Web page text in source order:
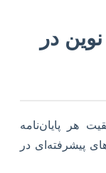
در
هر پایان‌نامه
پیشرفته‌ای در